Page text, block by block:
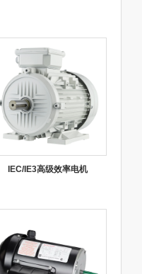
IEC/IE3高级效率电机